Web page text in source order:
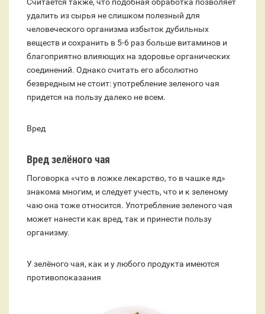
Считается также, что подобная обработка позволяет
удалить из сырья не слишком полезный для
человеческого организма избыток дубильных
веществ и сохранить в 5-6 раз больше витаминов и
благоприятно влияющих на здоровье органических
соединений. Однако считать его абсолютно
безвредным не стоит: употребление зеленого чая
придется на пользу далеко не всем.
Вред
Вред зелёного чая
Поговорка «что в ложке лекарство, то в чашке яд»
знакома многим, и следует учесть, что и к зеленому
чаю она тоже относится. Употребление зеленого чая
может нанести как вред, так и принести пользу
организму.
У зелёного чая, как и у любого продукта имеются
противопоказания